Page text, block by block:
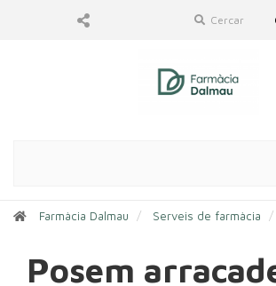
Cercar
Farmàcia Dalmau Serveis de farmàcia
Posem